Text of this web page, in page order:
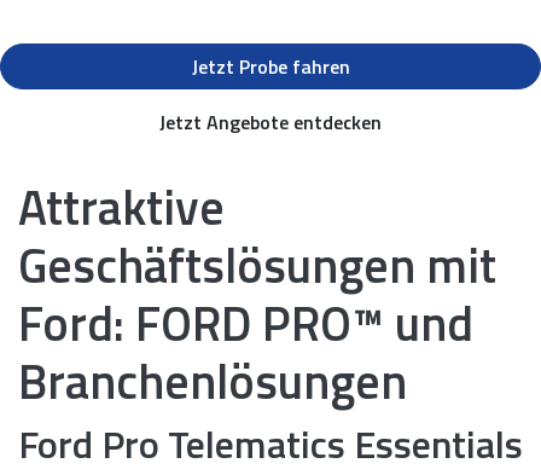
Jetzt Probe fahren
Jetzt Angebote entdecken
Attraktive
Geschäftslösungen mit
Ford: FORD PRO™ und
Branchenlösungen
Ford Pro Telematics Essentials